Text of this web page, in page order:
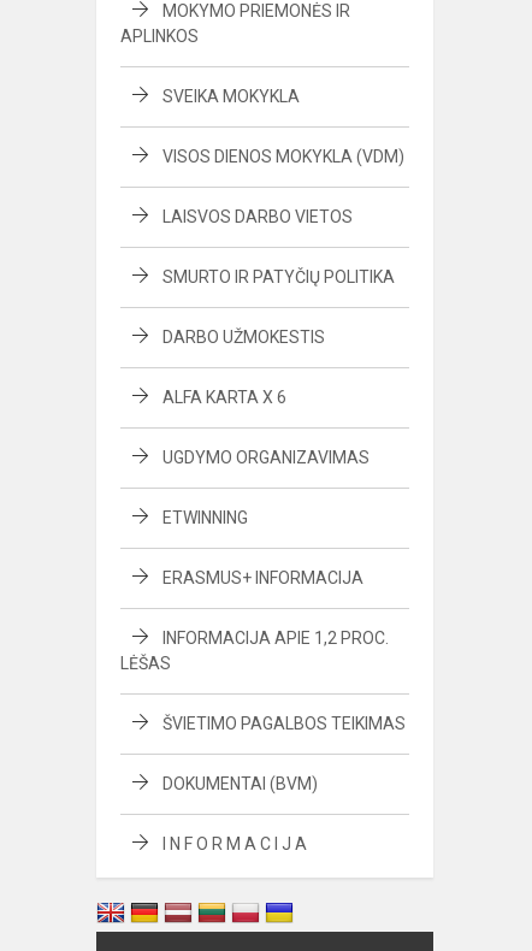
MOKYMO PRIEMONĖS IR
APLINKOS
SVEIKA MOKYKLA
VISOS DIENOS MOKYKLA (VDM)
LAISVOS DARBO VIETOS
SMURTO IR PATYČIŲ POLITIKA
DARBO UŽMOKESTIS
ALFA KARTA X 6
UGDYMO ORGANIZAVIMAS
ETWINNING
ERASMUS+ INFORMACIJA
INFORMACIJA APIE 1,2 PROC.
LĖŠAS
ŠVIETIMO PAGALBOS TEIKIMAS
DOKUMENTAI (BVM)
I N F O R M A C I J A